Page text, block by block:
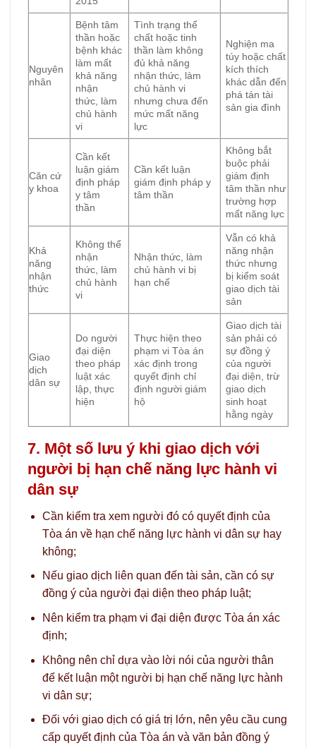
Nguyên
nhân
Bệnh tâm
thần hoặc
bệnh khác
làm mất
khả năng
nhận
thức, làm
chủ hành
vi
Tình trạng thể
chất hoặc tinh
thần làm không
đủ khả năng
nhận thức, làm
chủ hành vi
nhưng chưa đến
mức mất năng
lực
Nghiện ma
túy hoặc chất
kích thích
khác dẫn đến
phá tán tài
sản gia đình
Căn cứ
y khoa
Cần kết
luận giám
định pháp
y tâm
thần
Cần kết luận
giám định pháp y
tâm thần
Không bắt
buộc phải
giám định
tâm thần như
trường hợp
mất năng lực
Khả
năng
nhận
thức
Không thể
nhận
thức, làm
chủ hành
vi
Nhận thức, làm
chủ hành vi bị
hạn chế
Vẫn có khả
năng nhận
thức nhưng
bị kiểm soát
giao dịch tài
sản
Giao
dịch
dân sự
Do người
đại diện
theo pháp
luật xác
lập, thực
hiện
Thực hiện theo
phạm vi Tòa án
xác định trong
quyết định chỉ
định người giám
hộ
Giao dịch tài
sản phải có
sự đồng ý
của người
đại diện, trừ
giao dịch
sinh hoạt
hằng ngày
7. Một số lưu ý khi giao dịch với
người bị hạn chế năng lực hành vi
dân sự
Cần kiểm tra xem người đó có quyết định của
Tòa án về hạn chế năng lực hành vi dân sự hay
không;
Nếu giao dịch liên quan đến tài sản, cần có sự
đồng ý của người đại diện theo pháp luật;
Nên kiểm tra phạm vi đại diện được Tòa án xác
định;
Không nên chỉ dựa vào lời nói của người thân
để kết luận một người bị hạn chế năng lực hành
vi dân sự;
Đối với giao dịch có giá trị lớn, nên yêu cầu cung
cấp quyết định của Tòa án và văn bản đồng ý